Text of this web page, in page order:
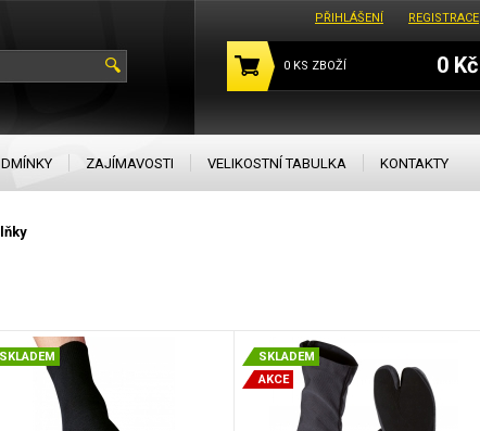
SKLADEM
SKLADEM
AKCE
PŘIHLÁŠENÍ REGISTRACE
0 KS ZBOŽÍ 0 Kč
ZAJÍMAVOSTI VELIKOSTNÍ TABULKA KONTAKTY